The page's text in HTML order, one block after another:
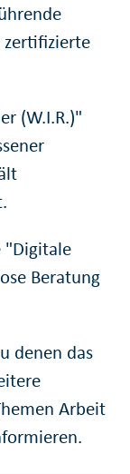
zertifizierte
(W.I.R.)"
"Digitale
Beratung
denen das
Arbeit